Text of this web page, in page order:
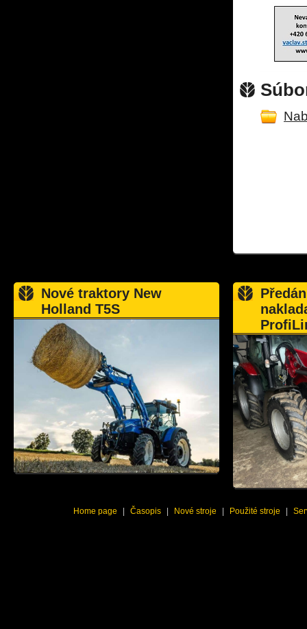
Nové traktory New
Holland T5S
Home page Časopis Nové stroje Použité stroje